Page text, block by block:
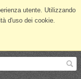
utente. Utilizzando
d'uso dei cookie.